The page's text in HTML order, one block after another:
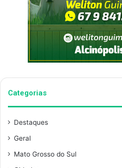
Categorias
Destaques
Geral
Mato Grosso do Sul